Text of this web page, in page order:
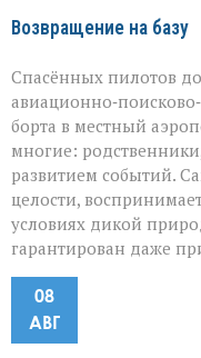
Возвращение на базу
Спасённых пилотов
борта в местный
многие:
развитием событий.
целости,
условиях дикой
гарантирован даже
08
АВГ